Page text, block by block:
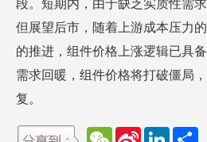
段。短期内，由于缺乏实质性需
但展望后市，随着上游成本压力
的推进，组件价格上涨逻辑已具
需求回暖，组件价格将打破僵局
复。
W
S
L